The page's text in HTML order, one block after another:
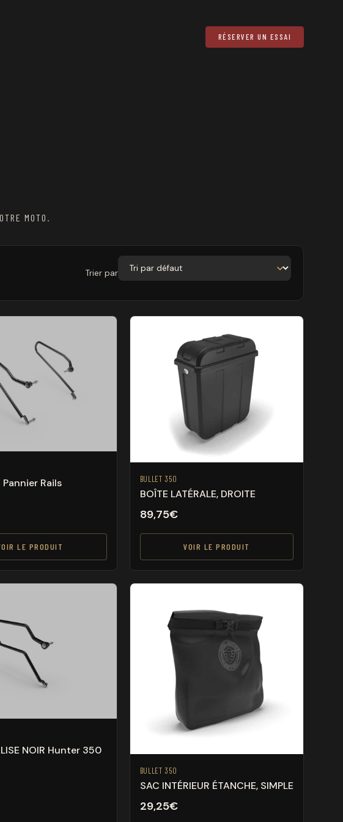
RÉSERVER UN ESSAI
MOTO.
Trier par
Rails
LE PRODUIT
BULLET 350
BOÎTE LATÉRALE, DROITE
89,75€
VOIR LE PRODUIT
NOIR Hunter 350
BULLET 350
SAC INTÉRIEUR ÉTANCHE, SIMPLE
29,25€